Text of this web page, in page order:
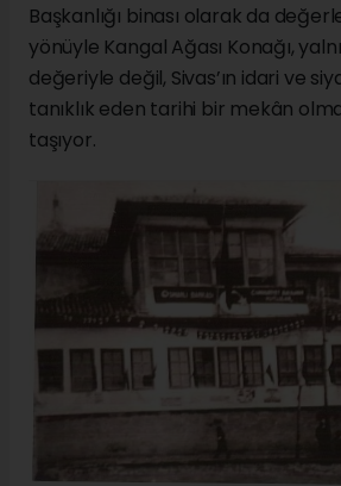
Başkanlığı binası olarak da
yönüyle Kangal Ağası Konağı,
değeriyle değil, Sivas’ın idari ve
tanıklık eden tarihi bir mekân
taşıyor.